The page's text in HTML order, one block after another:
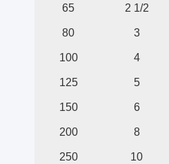
65 2 1/2
80 3
100 4
125 5
150 6
200 8
250 10